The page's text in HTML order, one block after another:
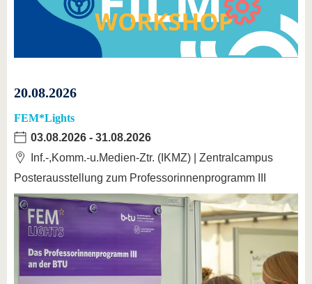
20.08.2026
FEM*Lights
03.08.2026 - 31.08.2026
Inf.-,Komm.-u.Medien-Ztr. (IKMZ) | Zentralcampus
Posterausstellung zum Professorinnenprogramm III